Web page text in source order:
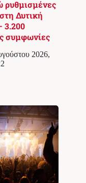
ρυθμισμένες
Δυτική
3.200
συμφωνίες
2026,